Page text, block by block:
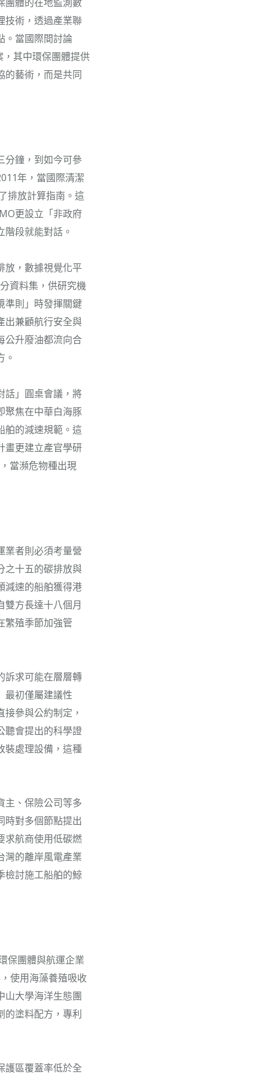
技術，透過產業聯
。當國際間討論
其中環保團體提供
的藝術，而是共同
分鐘，到如今可參
年，當國際清潔
排放計算指南。這
更設立「非政府
段就能對話。
放，數據視覺化平
資料集，供研究機
準則」時發揮關鍵
出兼顧航行安全與
公升廢油都流向合
。
話」圓桌會議，將
聚焦在中華白海豚
舶的減速規範。這
畫更建立產官學研
當瀕危物種出現
業者則必須考量營
之十五的碳排放與
減速的船舶獲得港
方長達十八個月
繁殖季節加強管
訴求可能在層層轉
最初僅屬建議性
參與公約制定，
聽會提出的科學證
裝處理設備，這種
主、保險公司等多
時對多個節點提出
求航商使用低碳燃
灣的離岸風電產業
檢討施工船舶的鯨
保團體與航運企業
使用海藻養殖吸收
山大學海洋生態團
的塗料配方，專利
護區覆蓋率低於全